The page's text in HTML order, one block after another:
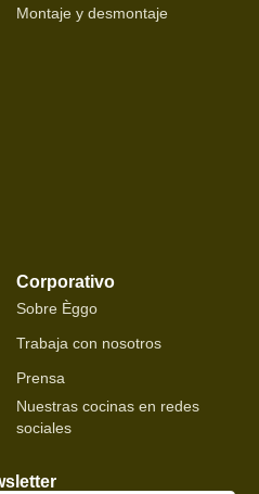
Montaje y desmontaje
Corporativo
Sobre Èggo
Trabaja con nosotros
Prensa
Nuestras cocinas en redes
sociales